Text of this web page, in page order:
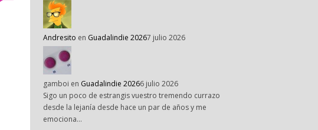
Andresito en Guadalindie 20267 julio 2026
gamboi en Guadalindie 20266 julio 2026
Sigo un poco de estrangis vuestro tremendo currazo
desde la lejanía desde hace un par de años y me
emociona…